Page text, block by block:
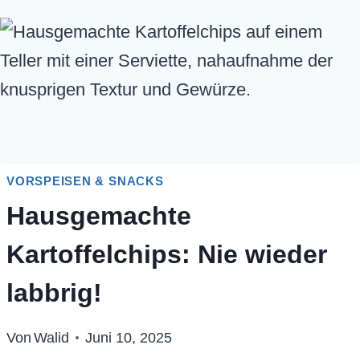
VORSPEISEN & SNACKS
Hausgemachte
Kartoffelchips: Nie wieder
labbrig!
Von Walid Juni 10, 2025